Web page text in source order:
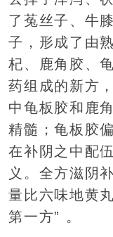
了菟丝子、牛
子，形成了由
杞、鹿角胶、
药组成的新方
中龟板胶和鹿
精髓；龟板胶
在补阴之中配
义。全方滋阴
量比六味地黄
第一方” 。